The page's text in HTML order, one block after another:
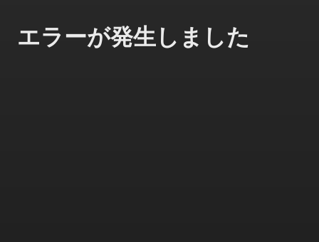
エラーが発生しました